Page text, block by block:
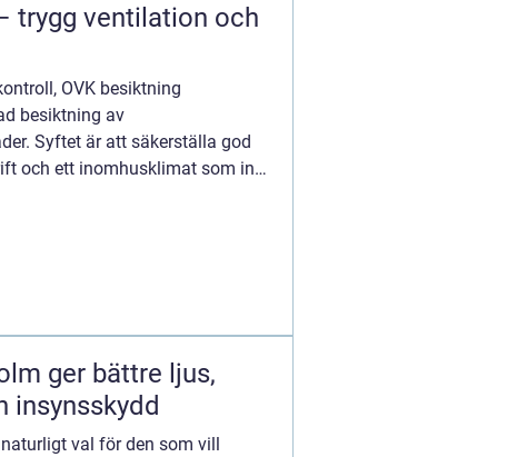
trygg ventilation och
OVK besiktning
besiktning av
Syftet är att säkerställa god
och ett inomhusklimat som inte
ger bättre ljus,
insynsskydd
val för den som vill